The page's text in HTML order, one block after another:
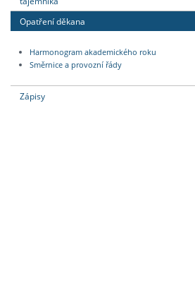
Opatření děkana
Harmonogram akademického roku
Směrnice a provozní řády
Zápisy